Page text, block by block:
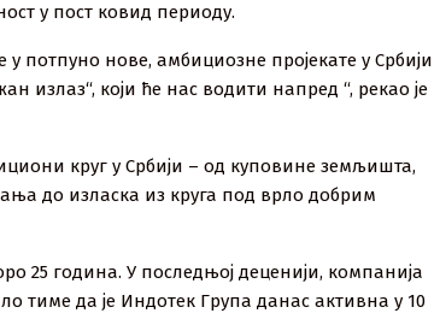
у пост ковид периоду.
потпуно нове, амбициозне пројекате у Србији
излаз“, који ће нас водити напред “, рекао је
круг у Србији – од куповине земљишта,
до изласка из круга под врло добрим
25 година. У последњој деценији, компанија
тиме да је Индотек Група данас активна у 10